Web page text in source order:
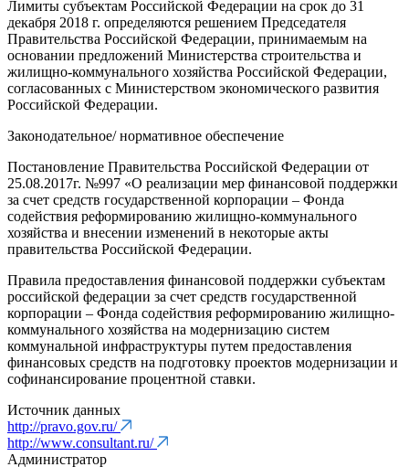
Лимиты субъектам Российской Федерации на срок до 31
декабря 2018 г. определяются решением Председателя
Правительства Российской Федерации, принимаемым на
основании предложений Министерства строительства и
жилищно-коммунального хозяйства Российской Федерации,
согласованных с Министерством экономического развития
Российской Федерации.
Законодательное/ нормативное обеспечение
Постановление Правительства Российской Федерации от
25.08.2017г. №997 «О реализации мер финансовой поддержки
за счет средств государственной корпорации – Фонда
содействия реформированию жилищно-коммунального
хозяйства и внесении изменений в некоторые акты
правительства Российской Федерации.
Правила предоставления финансовой поддержки субъектам
российской федерации за счет средств государственной
корпорации – Фонда содействия реформированию жилищно-
коммунального хозяйства на модернизацию систем
коммунальной инфраструктуры путем предоставления
финансовых средств на подготовку проектов модернизации и
софинансирование процентной ставки.
Источник данных
http://pravo.gov.ru/
http://www.consultant.ru/
Администратор